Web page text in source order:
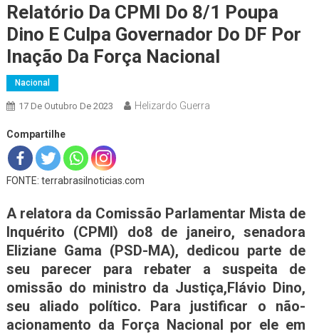
Relatório Da CPMI Do 8/1 Poupa
Dino E Culpa Governador Do DF Por
Inação Da Força Nacional
Nacional
17 De Outubro De 2023 Helizardo Guerra
Compartilhe
FONTE: terrabrasilnoticias.com
A relatora da Comissão Parlamentar Mista de
Inquérito (CPMI) do8 de janeiro, senadora
Eliziane Gama (PSD-MA), dedicou parte de
seu parecer para rebater a suspeita de
omissão do ministro da Justiça,Flávio Dino,
seu aliado político. Para justificar o não-
acionamento da Força Nacional por ele em